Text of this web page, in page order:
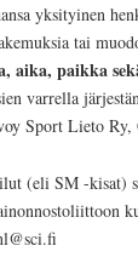
yksityinen
tai
aika, paikka
varrella
Sport Lieto
(eli SM -kisat)